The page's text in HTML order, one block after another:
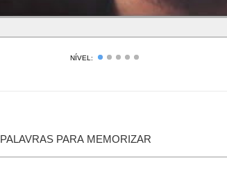
NÍVEL:
PALAVRAS PARA MEMORIZAR